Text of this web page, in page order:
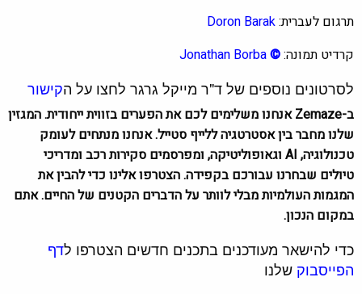
תרגום לעברית:Doron Barak
קרדיט תמונה:©
Jonathan Borba
לסרטונים נוספים של ד"ר מייקל גרגר לחצו על ה קישור
ב-Zemaze אנחנו משלימים לכם את הפערים בזווית ייחודית. המגזין
שלנו מחבר בין אסטרטגיה ללייף סטייל. אנחנו מנתחים לעומק
טכנולוגיה, AI וגאופוליטיקה, ומפרסמים סקירות רכב ומדריכי
טיולים שבחרנו עבורכם בקפידה. הצטרפו אלינו כדי להבין את
המגמות העולמיות מבלי לוותר על הדברים הקטנים של החיים. אתם
במקום הנכון.
כדי להישאר מעודכנים בתכנים חדשים הצטרפו ל דף
הפייסבוקשלנו